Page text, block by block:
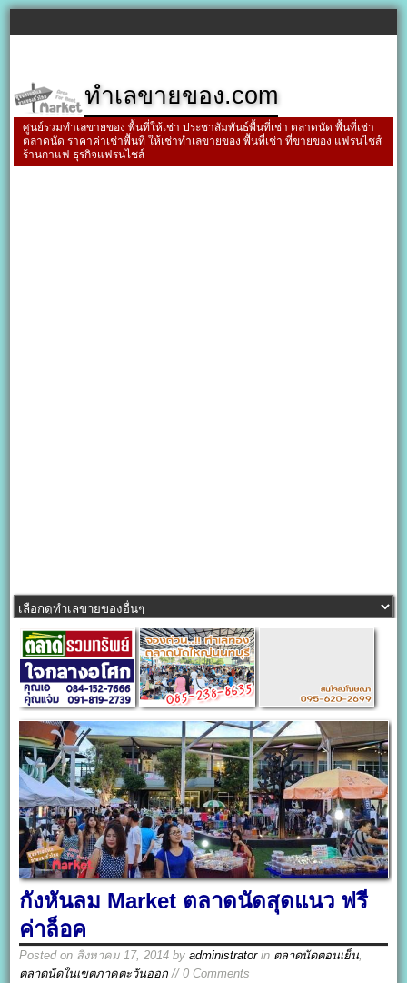
ทำเลขายของ.com
ศูนย์รวมทำเลขายของ พื้นที่ให้เช่า ประชาสัมพันธ์พื้นที่เช่า ตลาดนัด พื้นที่เช่า
ตลาดนัด ราคาค่าเช่าพื้นที่ ให้เช่าทำเลขายของ พื้นที่เช่า ที่ขายของ แฟรนไชส์
ร้านกาแฟ ธุรกิจแฟรนไชส์
กังหันลม Market ตลาดนัดสุดแนว ฟรี
ค่าล็อค
Posted on สิงหาคม 17, 2014 byadministratorin ตลาดนัดตอนเย็น,
ตลาดนัดในเขตภาคตะวันออก // 0 Comments